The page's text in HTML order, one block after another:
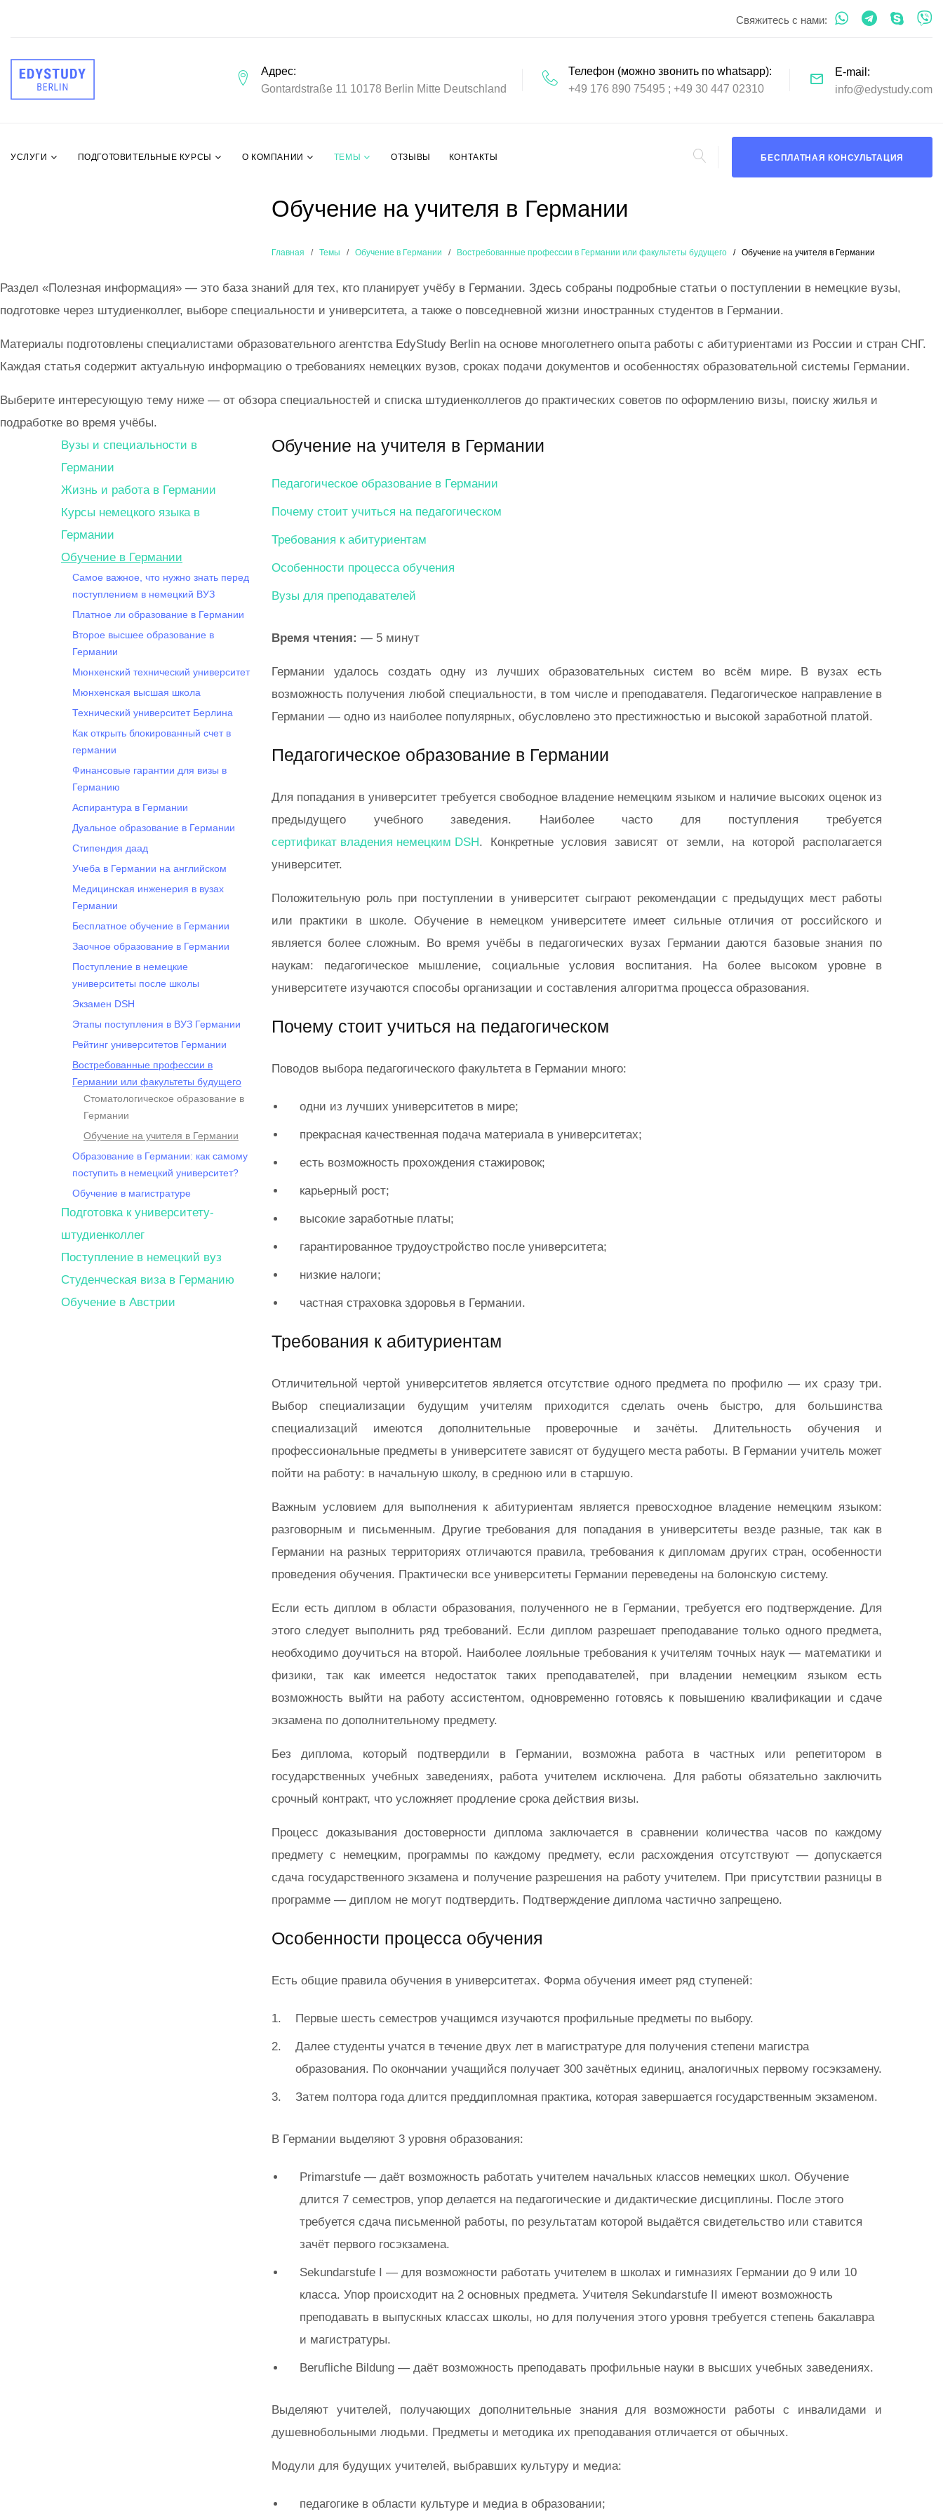
Свяжитесь с нами:
Адрес
Gontardstraße 11 10178 Berlin Mitte Deutschland
Телефон (можно звонить по whatsapp)
+49 176 890 75495
+49 30 447 02310
E-mail
info@edystudy.com
БЕСПЛАТНАЯ КОНСУЛЬТАЦИЯ
УСЛУГИ ПОДГОТОВИТЕЛЬНЫЕ КУРСЫ О КОМПАНИИ ТЕМЫ ОТЗЫВЫ КОНТАКТЫ
Обучение на учителя в Германии
Главная Темы Обучение в Германии Востребованные профессии в Германии или факультеты будущего Обучение на учителя в Германии
Раздел «Полезная информация» — это база знаний для тех, кто планирует учёбу в Германии. Здесь собраны подробные статьи о поступлении в немецкие вузы,
подготовке через штудиенколлег, выборе специальности и университета, а также о повседневной жизни иностранных студентов в Германии.
Материалы подготовлены специалистами образовательного агентства EdyStudy Berlin на основе многолетнего опыта работы с абитуриентами из России и стран СНГ.
Каждая статья содержит актуальную информацию о требованиях немецких вузов, сроках подачи документов и особенностях образовательной системы Германии.
Выберите интересующую тему ниже — от обзора специальностей и списка штудиенколлегов до практических советов по оформлению визы, поиску жилья и
подработке во время учёбы.
Вузы и специальности в
Германии
Жизнь и работа в Германии
Курсы немецкого языка в
Германии
Обучение в Германии
Самое важное, что нужно знать перед
поступлением в немецкий ВУЗ
Платное ли образование в Германии
Второе высшее образование в
Германии
Мюнхенский технический университет
Мюнхенская высшая школа
Технический университет Берлина
Как открыть блокированный счет в
германии
Финансовые гарантии для визы в
Германию
Аспирантура в Германии
Дуальное образование в Германии
Cтипендия даад
Учеба в Германии на английском
Медицинская инженерия в вузах
Германии
Бесплатное обучение в Германии
Заочное образование в Германии
Поступление в немецкие
университеты после школы
Экзамен DSH
Этапы поступления в ВУЗ Германии
Рейтинг университетов Германии
Востребованные профессии в
Германии или факультеты будущего
Стоматологическое образование в
Германии
Обучение на учителя в Германии
Образование в Германии: как самому
поступить в немецкий университет?
Обучение в магистратуре
Подготовка к университету-
штудиенколлег
Поступление в немецкий вуз
Студенческая виза в Германию
Обучение в Австрии
Обучение на учителя в Германии
Педагогическое образование в Германии
Почему стоит учиться на педагогическом
Требования к абитуриентам
Особенности процесса обучения
Вузы для преподавателей
Время чтения: — 5 минут
Германии удалось создать одну из лучших образовательных систем во всём мире. В вузах есть
возможность получения любой специальности, в том числе и преподавателя. Педагогическое направление в
Германии — одно из наиболее популярных, обусловлено это престижностью и высокой заработной платой.
Педагогическое образование в Германии
Для попадания в университет требуется свободное владение немецким языком и наличие высоких оценок из
предыдущего учебного заведения. Наиболее часто для поступления требуется
сертификат владения немецким DSH. Конкретные условия зависят от земли, на которой располагается
университет.
Положительную роль при поступлении в университет сыграют рекомендации с предыдущих мест работы
или практики в школе. Обучение в немецком университете имеет сильные отличия от российского и
является более сложным. Во время учёбы в педагогических вузах Германии даются базовые знания по
наукам: педагогическое мышление, социальные условия воспитания. На более высоком уровне в
университете изучаются способы организации и составления алгоритма процесса образования.
Почему стоит учиться на педагогическом
Поводов выбора педагогического факультета в Германии много:
одни из лучших университетов в мире;
прекрасная качественная подача материала в университетах;
есть возможность прохождения стажировок;
карьерный рост;
высокие заработные платы;
гарантированное трудоустройство после университета;
низкие налоги;
частная страховка здоровья в Германии.
Требования к абитуриентам
Отличительной чертой университетов является отсутствие одного предмета по профилю — их сразу три.
Выбор специализации будущим учителям приходится сделать очень быстро, для большинства
специализаций имеются дополнительные проверочные и зачёты. Длительность обучения и
профессиональные предметы в университете зависят от будущего места работы. В Германии учитель может
пойти на работу: в начальную школу, в среднюю или в старшую.
Важным условием для выполнения к абитуриентам является превосходное владение немецким языком:
разговорным и письменным. Другие требования для попадания в университеты везде разные, так как в
Германии на разных территориях отличаются правила, требования к дипломам других стран, особенности
проведения обучения. Практически все университеты Германии переведены на болонскую систему.
Если есть диплом в области образования, полученного не в Германии, требуется его подтверждение. Для
этого следует выполнить ряд требований. Если диплом разрешает преподавание только одного предмета,
необходимо доучиться на второй. Наиболее лояльные требования к учителям точных наук — математики и
физики, так как имеется недостаток таких преподавателей, при владении немецким языком есть
возможность выйти на работу ассистентом, одновременно готовясь к повышению квалификации и сдаче
экзамена по дополнительному предмету.
Без диплома, который подтвердили в Германии, возможна работа в частных или репетитором в
государственных учебных заведениях, работа учителем исключена. Для работы обязательно заключить
срочный контракт, что усложняет продление срока действия визы.
Процесс доказывания достоверности диплома заключается в сравнении количества часов по каждому
предмету с немецким, программы по каждому предмету, если расхождения отсутствуют — допускается
сдача государственного экзамена и получение разрешения на работу учителем. При присутствии разницы в
программе — диплом не могут подтвердить. Подтверждение диплома частично запрещено.
Особенности процесса обучения
Есть общие правила обучения в университетах. Форма обучения имеет ряд ступеней:
Первые шесть семестров учащимся изучаются профильные предметы по выбору.
Далее студенты учатся в течение двух лет в магистратуре для получения степени магистра
образования. По окончании учащийся получает 300 зачётных единиц, аналогичных первому госэкзамену.
Затем полтора года длится преддипломная практика, которая завершается государственным экзаменом.
В Германии выделяют 3 уровня образования:
Primarstufe — даёт возможность работать учителем начальных классов немецких школ. Обучение
длится 7 семестров, упор делается на педагогические и дидактические дисциплины. После этого
требуется сдача письменной работы, по результатам которой выдаётся свидетельство или ставится
зачёт первого госэкзамена.
Sekundarstufe I — для возможности работать учителем в школах и гимназиях Германии до 9 или 10
класса. Упор происходит на 2 основных предмета. Учителя Sekundarstufe II имеют возможность
преподавать в выпускных классах школы, но для получения этого уровня требуется степень бакалавра
и магистратуры.
Berufliche Bildung — даёт возможность преподавать профильные науки в высших учебных заведениях.
Выделяют учителей, получающих дополнительные знания для возможности работы с инвалидами и
душевнобольными людьми. Предметы и методика их преподавания отличается от обычных.
Модули для будущих учителей, выбравших культуру и медиа:
педагогике в области культуре и медиа в образовании;